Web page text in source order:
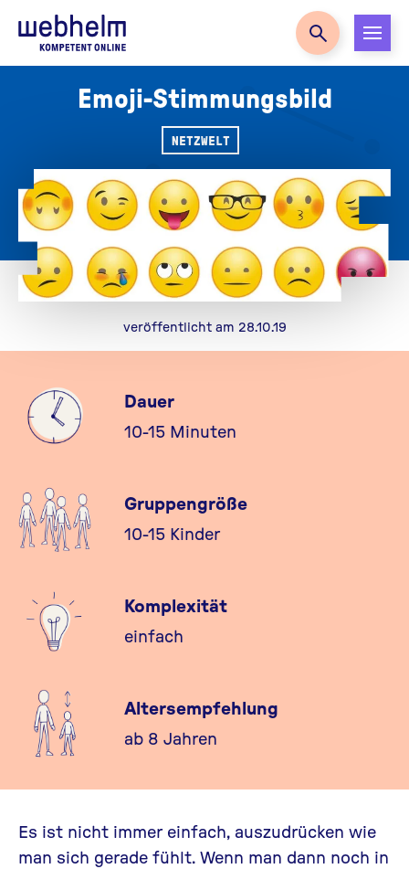
Zur Startseite
Emoji-Stimmungsbild
NETZWELT
veröffentlicht am 28.10.19
Dauer
10-15 Minuten
Gruppengröße
10-15 Kinder
Komplexität
einfach
Altersempfehlung
ab 8 Jahren
Es ist nicht immer einfach, auszudrücken wie
man sich gerade fühlt. Wenn man dann noch in